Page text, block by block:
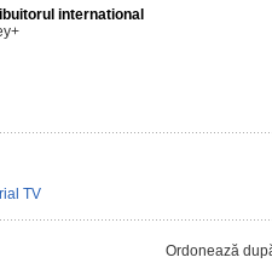
international
TV
Ordonează